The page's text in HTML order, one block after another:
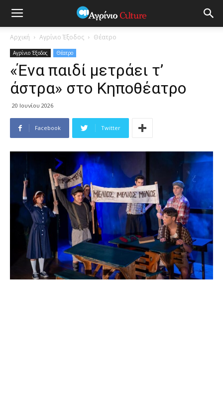
Αρχική Αγρίνιο Έξοδος Θέατρο
Αγρίνιο Έξοδος Θέατρο
«Ένα παιδί μετράει τ’
άστρα» στο Κηποθέατρο
20 Ιουνίου 2026
Facebook Twitter